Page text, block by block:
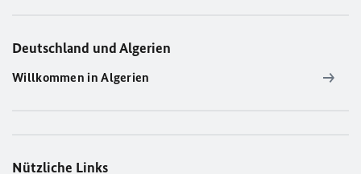
Deutschland und Algerien
Willkommen in Algerien
Nützliche Links